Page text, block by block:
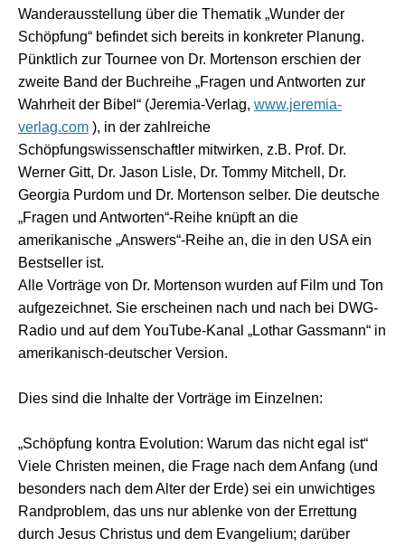
Wanderausstellung über die Thematik „Wunder der
Schöpfung“ befindet sich bereits in konkreter Planung.
Pünktlich zur Tournee von Dr. Mortenson erschien der
zweite Band der Buchreihe „Fragen und Antworten zur
Wahrheit der Bibel“ (Jeremia-Verlag, www.jeremia-
verlag.com ), in der zahlreiche
Schöpfungswissenschaftler mitwirken, z.B. Prof. Dr.
Werner Gitt, Dr. Jason Lisle, Dr. Tommy Mitchell, Dr.
Georgia Purdom und Dr. Mortenson selber. Die deutsche
„Fragen und Antworten“-Reihe knüpft an die
amerikanische „Answers“-Reihe an, die in den USA ein
Bestseller ist.
Alle Vorträge von Dr. Mortenson wurden auf Film und Ton
aufgezeichnet. Sie erscheinen nach und nach bei DWG-
Radio und auf dem YouTube-Kanal „Lothar Gassmann“ in
amerikanisch-deutscher Version.
Dies sind die Inhalte der Vorträge im Einzelnen:
„Schöpfung kontra Evolution: Warum das nicht egal ist“
Viele Christen meinen, die Frage nach dem Anfang (und
besonders nach dem Alter der Erde) sei ein unwichtiges
Randproblem, das uns nur ablenke von der Errettung
durch Jesus Christus und dem Evangelium; darüber